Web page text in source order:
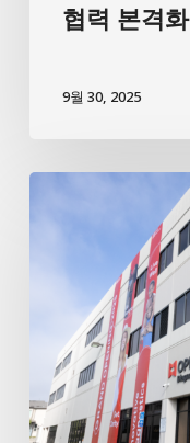
협력 본격화
9월 30, 2025